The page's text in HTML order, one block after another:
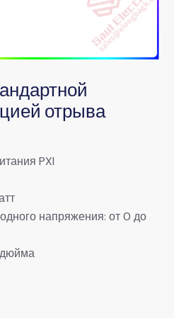
отрыва
PXI
напряжения: от 0 до
дюйма